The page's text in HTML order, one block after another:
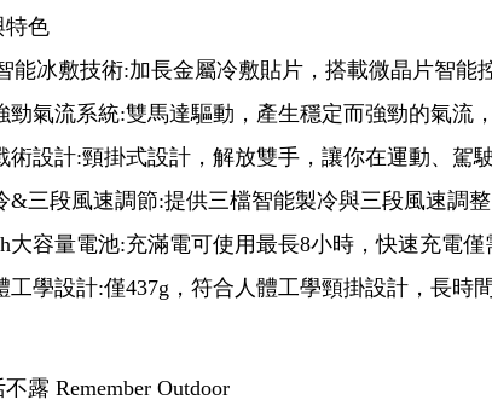
特色
能冰敷技術:加長金屬冷敷貼片，搭載微晶片智能
勁氣流系統:雙馬達驅動，產生穩定而強勁的氣流
設計:頸掛式設計，解放雙手，讓你在運動、駕
&三段風速調節:提供三檔智能製冷與三段風速調
大容量電池:充滿電可使用最長8小時，快速充電
學設計:僅437g，符合人體工學頸掛設計，長時
露 Remember Outdoor